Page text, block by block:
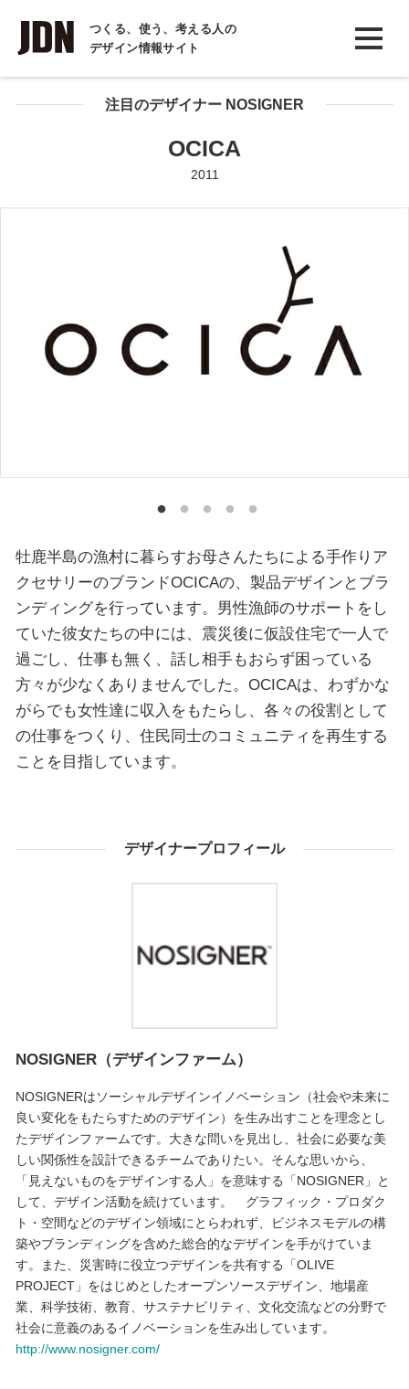
つくる、使う、考える人の
デザイン情報サイト
INTERVIEW
インタビュー
REPORT注目のデザイナー NOSIGNER
OCICA
2011
牡鹿半島の漁村に暮らすお母さんたちによる手作りア
クセサリーのブランドOCICAの、製品デザインとブラ
ンディングを行っています。男性漁師のサポートをし
ていた彼女たちの中には、震災後に仮設住宅で一人で
過ごし、仕事も無く、話し相手もおらず困っている
方々が少なくありませんでした。OCICAは、わずかな
がらでも女性達に収入をもたらし、各々の役割として
の仕事をつくり、住民同士のコミュニティを再生する
ことを目指しています。
デザイナープロフィール
NOSIGNER（デザインファーム）
NOSIGNERはソーシャルデザインイノベーション（社会や未来に
良い変化をもたらすためのデザイン）を生み出すことを理念とし
たデザインファームです。大きな問いを見出し、社会に必要な美
しい関係性を設計できるチームでありたい。そんな思いから、
「見えないものをデザインする人」を意味する「NOSIGNER」と
して、デザイン活動を続けています。 グラフィック・プロダク
ト・空間などのデザイン領域にとらわれず、ビジネスモデルの構
築やブランディングを含めた総合的なデザインを手がけていま
す。また、災害時に役立つデザインを共有する「OLIVE
PROJECT」をはじめとしたオープンソースデザイン、地場産
業、科学技術、教育、サステナビリティ、文化交流などの分野で
社会に意義のあるイノベーションを生み出しています。
http://www.nosigner.com/